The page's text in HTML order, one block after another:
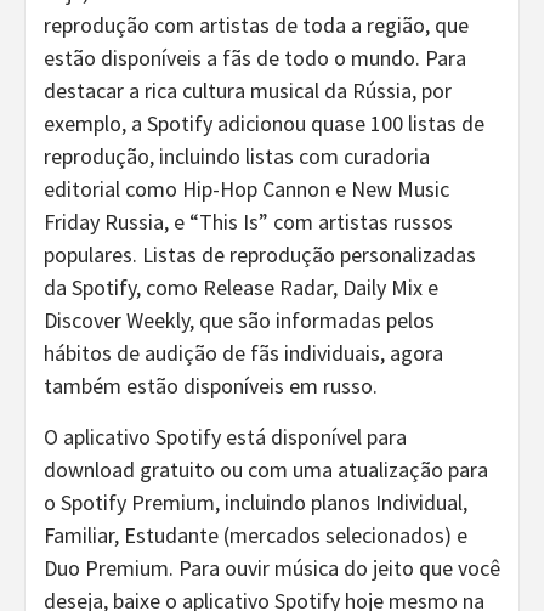
reprodução com artistas de toda a região, que
estão disponíveis a fãs de todo o mundo. Para
destacar a rica cultura musical da Rússia, por
exemplo, a Spotify adicionou quase 100 listas de
reprodução, incluindo listas com curadoria
editorial como Hip-Hop Cannon e New Music
Friday Russia, e “This Is” com artistas russos
populares. Listas de reprodução personalizadas
da Spotify, como Release Radar, Daily Mix e
Discover Weekly, que são informadas pelos
hábitos de audição de fãs individuais, agora
também estão disponíveis em russo.
O aplicativo Spotify está disponível para
download gratuito ou com uma atualização para
o Spotify Premium, incluindo planos Individual,
Familiar, Estudante (mercados selecionados) e
Duo Premium. Para ouvir música do jeito que você
deseja, baixe o aplicativo Spotify hoje mesmo na